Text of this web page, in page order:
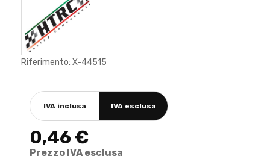
Riferimento: X-44515
IVA inclusa IVA esclusa
0,46 €
Prezzo IVA esclusa